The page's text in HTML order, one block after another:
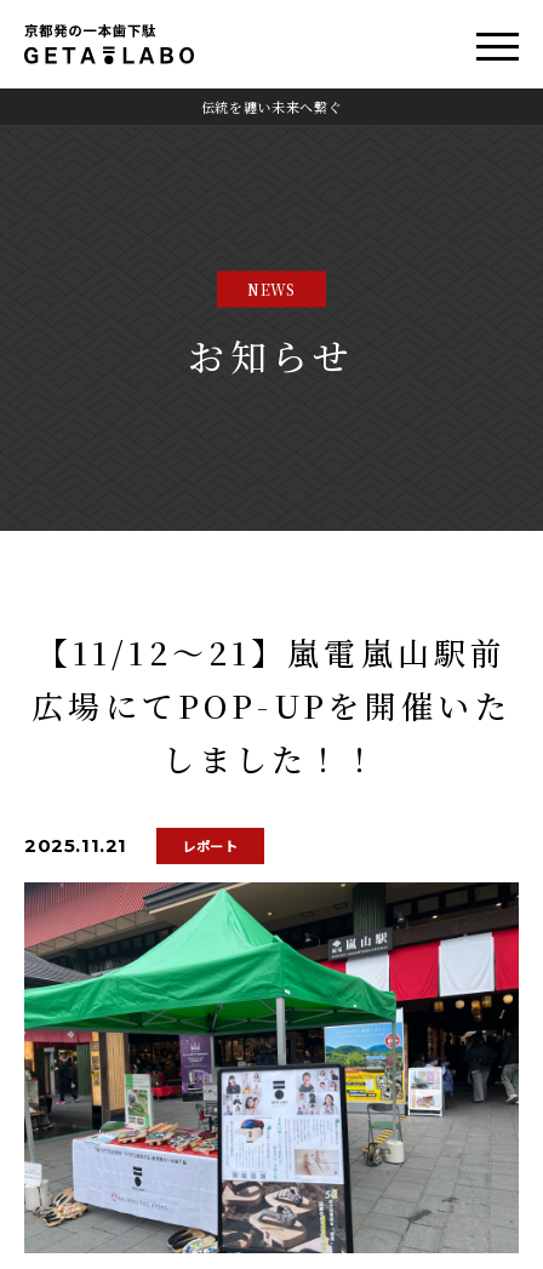
伝統を纏い未来へ繋ぐ
NEWS
お知らせ
【11/12〜21】嵐電嵐山駅前
広場にてPOP-UPを開催いた
しました！！
2025.11.21 レポート